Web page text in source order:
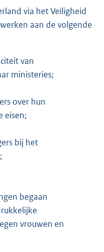
via het Veiligheid
aan de volgende
van
ministeries;
over hun
eisen;
bij het
begaan
vrouwen en